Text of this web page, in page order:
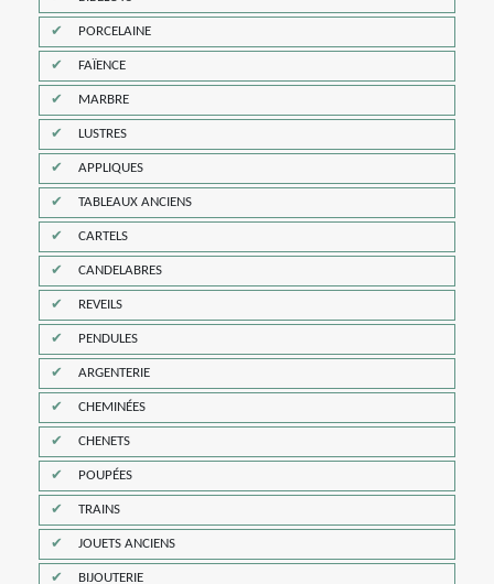
PORCELAINE
FAÏENCE
MARBRE
LUSTRES
APPLIQUES
TABLEAUX ANCIENS
CARTELS
CANDELABRES
REVEILS
PENDULES
ARGENTERIE
CHEMINÉES
CHENETS
POUPÉES
TRAINS
JOUETS ANCIENS
BIJOUTERIE